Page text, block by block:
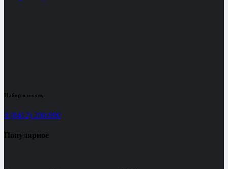
Набор в школу
8 (8412) 200-990
Популярное